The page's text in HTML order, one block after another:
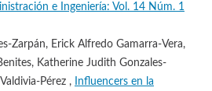
e Ingeniería: Vol. 14 Núm. 1
Zarpán, Erick Alfredo Gamarra-Vera,
Katherine Judith Gonzales-
Pérez ,
Influencers en la